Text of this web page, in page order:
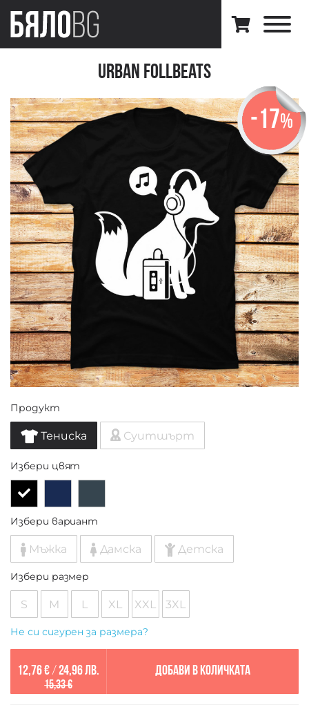
Urban FollBeats
-17%
Продукт
Тениска Суитшърт
Избери цвят
Избери вариант
Мъжка Дамска Детска
Избери размер
S M L XL XXL 3XL
Не си сигурен за размера?
12,76 €/ 24,96 лв.
15,33 €
Добави в количката